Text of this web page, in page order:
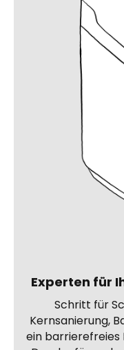
Experten für
Schritt für
Kernsanierung,
ein